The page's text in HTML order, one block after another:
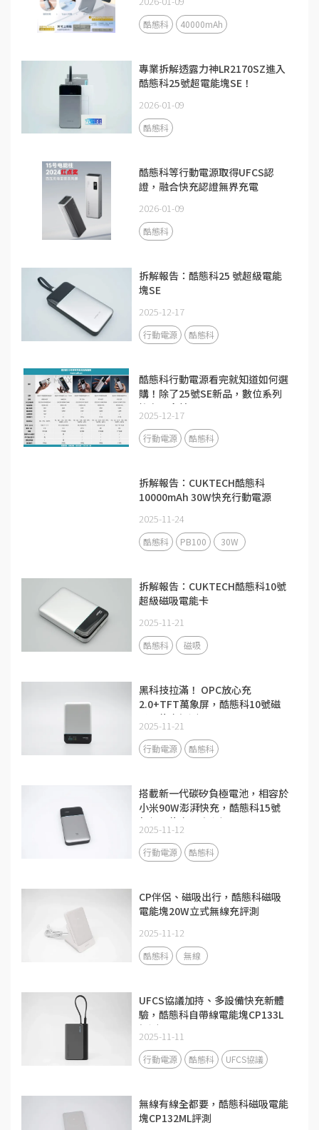
酷態科 40000mAh
專業拆解透露力神LR2170SZ進入
酷態科25號超電能塊SE！
2026-01-09
酷態科
酷態科等行動電源取得UFCS認
證，融合快充認證無界充電
2026-01-09
酷態科
拆解報告：酷態科25 號超級電能
塊SE
2025-12-17
行動電源 酷態科
酷態科行動電源看完就知道如何選
購！除了25號SE新品，數位系列
擁有更多精品
2025-12-17
行動電源 酷態科
拆解報告：CUKTECH酷態科
10000mAh 30W快充行動電源
2025-11-24
酷態科 PB100 30W
拆解報告：CUKTECH酷態科10號
超級磁吸電能卡
2025-11-21
酷態科 磁吸
黑科技拉滿！ OPC放心充
2.0+TFT萬象屏，酷態科10號磁
吸電能卡評測
2025-11-21
行動電源 酷態科
搭載新一代碳矽負極電池，相容於
小米90W澎湃快充，酷態科15號
超級電能卡Air評測
2025-11-12
行動電源 酷態科
CP伴侶、磁吸出行，酷態科磁吸
電能塊20W立式無線充評測
2025-11-12
酷態科 無線
UFCS協議加持、多設備快充新體
驗，酷態科自帶線電能塊CP133L
評測
2025-11-11
行動電源 酷態科 UFCS協議
無線有線全都要，酷態科磁吸電能
塊CP132ML評測